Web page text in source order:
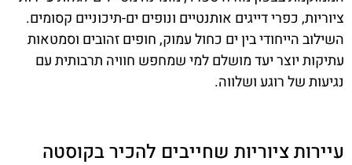
ציוריות, כפרי דייגים אותנטיים ונופים ים-תיכוניים קסומים.
השילוב הייחודי בין ים כחול עמוק, חופים זהובים וסמטאות
עתיקות יוצר יעד מושלם למי שמחפש חוויה תרבותית עם
נגיעות של רוגע ושלווה.
עיירות ציוריות שחייבים להכיר בקוסטה